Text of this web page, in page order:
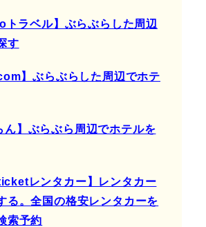
トラベル】ぶらぶらした周辺
す
】ぶらぶらした周辺でホテ
ん】ぶらぶら周辺でホテルを
レンタカー】レンタカー
る。全国の格安レンタカーを
索予約